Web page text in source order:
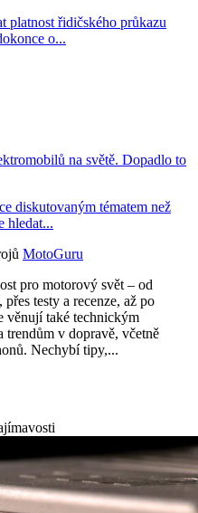
platnost řidičského průkazu
o...
na světě. Dopadlo to
diskutovaným tématem než
hledat...
MotoGuru
pro motorový svět – od
testy a recenze, až po
věnují také technickým
v dopravě, včetně
Nechybí tipy,...